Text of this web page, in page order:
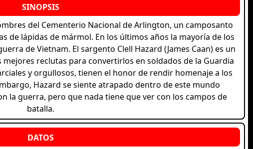
del Cementerio Nacional de Arlington, un camposanto
de lápidas de mármol. En los últimos años la mayoría de los
de Vietnam. El sargento Clell Hazard (James Caan) es un
reclutas para convertirlos en soldados de la Guardia
y orgullosos, tienen el honor de rendir homenaje a los
Hazard se siente atrapado dentro de este mundo
la guerra, pero que nada tiene que ver con los campos de
batalla.